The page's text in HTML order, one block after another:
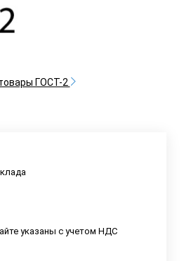
ГОСТ-2
указаны с учетом НДС